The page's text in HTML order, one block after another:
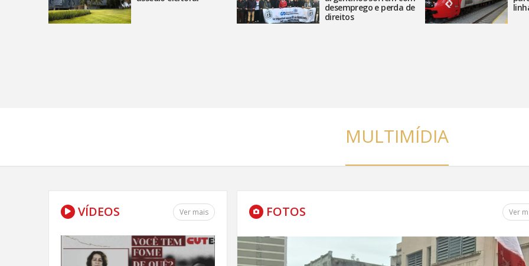
desemprego e perda de
direitos
MULTIMÍDIA
VÍDEOS Ver mais FOTOS Ver